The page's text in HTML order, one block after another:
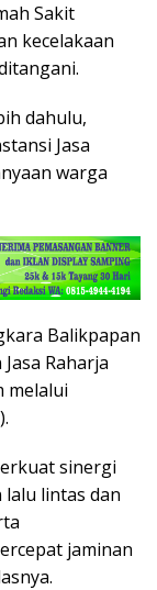
Sakit
kecelakaan
dahulu,
Jasa
warga
Balikpapan
Raharja
melalui
sinergi
lintas dan
jaminan